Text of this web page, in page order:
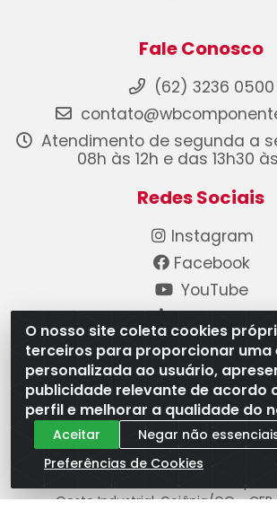
O nosso site coleta cookies
terceiros para proporcionar uma
personalizada ao usuário,
publicidade relevante de acordo
perfil e melhorar a qualidade do
Aceitar
Negar não
Preferências de Cookies
Fale Conosco
(62) 3236 0500
Atendimento de segunda a
08h às 12h e das 13h30
Redes Sociais
Instagram
Facebook
YouTube
Linkedin
Formas de
WB Componentes Automotivos
Oeste Industrial, Goiânia/GO -